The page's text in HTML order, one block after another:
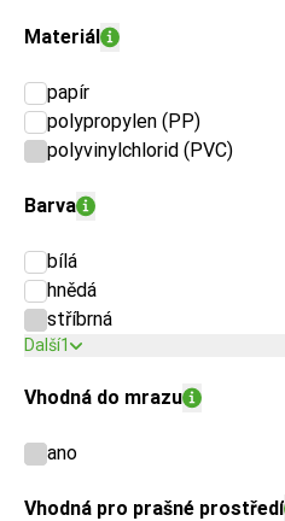
Materiál
papír
polypropylen (PP)
polyvinylchlorid (PVC)
Barva
bílá
hnědá
stříbrná
Další1
Vhodná do mrazu
ano
Vhodná pro prašné prostředí